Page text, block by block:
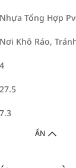
Nhựa Tổng Hợp
Nơi Khô Ráo,
4
27.5
7.3
ẨN